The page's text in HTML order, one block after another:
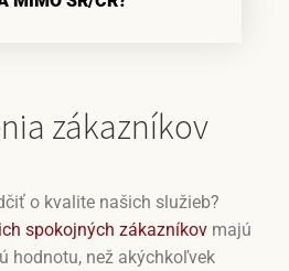
zákazníkov
o kvalite našich služieb?
spokojných zákazníkovmajú
hodnotu, než akýchkoľvek